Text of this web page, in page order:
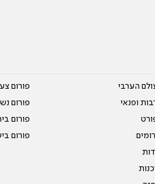
הערבי
ופנאי
פורום
פורום
פורום
פורום